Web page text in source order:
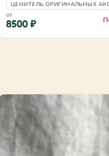
ЦЕНИТЕЛЬ ОРИГИНАЛЬНЫХ
от
8500 ₽